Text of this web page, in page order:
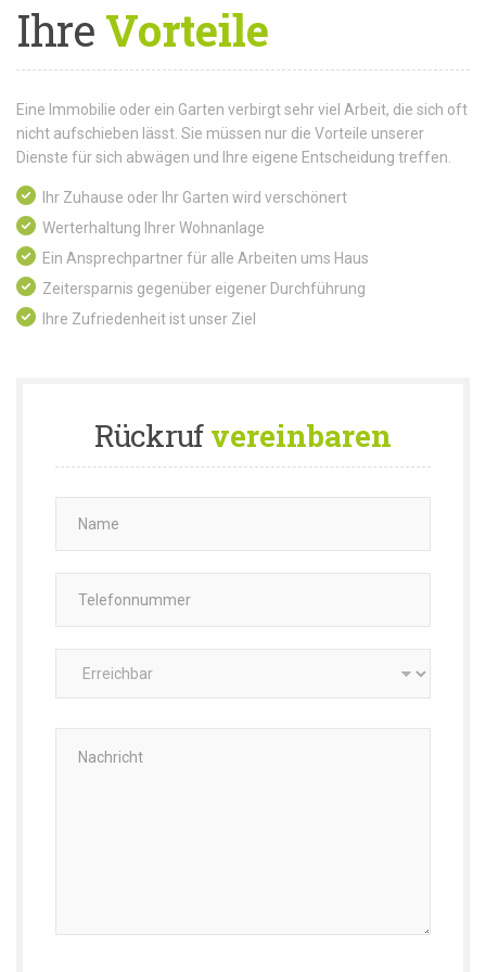
IhreVorteile
Eine Immobilie oder ein Garten verbirgt sehr viel Arbeit, die sich oft
nicht aufschieben lässt. Sie müssen nur die Vorteile unserer
Dienste für sich abwägen und Ihre eigene Entscheidung treffen.
Ihr Zuhause oder Ihr Garten wird verschönert
Werterhaltung Ihrer Wohnanlage
Ein Ansprechpartner für alle Arbeiten ums Haus
Zeitersparnis gegenüber eigener Durchführung
Ihre Zufriedenheit ist unser Ziel
Rückrufvereinbaren